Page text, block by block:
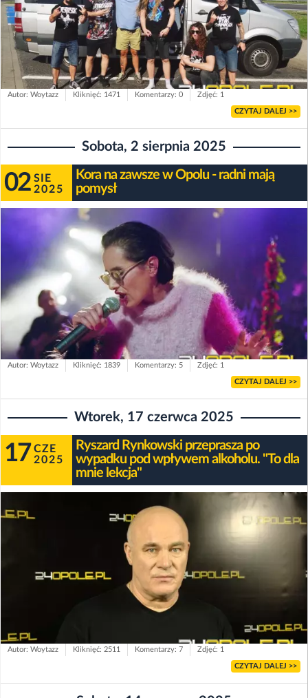
Autor: Woytazz Kliknięć: 1471 Komentarzy: 0 Zdjęć: 1
CZYTAJ DALEJ >>
Sobota, 2 sierpnia 2025
02 SIE
2025
Kora na zawsze w Opolu - radni mają
pomysł
Autor: Woytazz Kliknięć: 1839 Komentarzy: 5 Zdjęć: 1
CZYTAJ DALEJ >>
Wtorek, 17 czerwca 2025
17 CZE
2025
Ryszard Rynkowski przeprasza po
wypadku pod wpływem alkoholu. "To dla
mnie lekcja"
Autor: Woytazz Kliknięć: 2511 Komentarzy: 7 Zdjęć: 1
CZYTAJ DALEJ >>